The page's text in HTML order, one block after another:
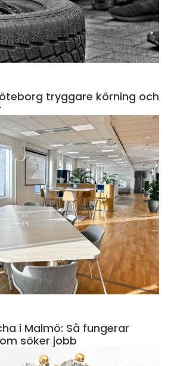
körning och
i Malmö: Så fungerar
söker jobb